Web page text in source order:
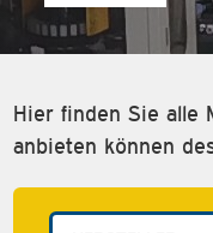
Hier finden Sie alle
anbieten können